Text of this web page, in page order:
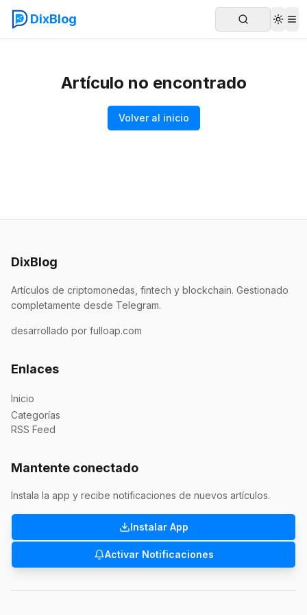
DixBlog
Artículo no encontrado
Volver al inicio
DixBlog
Artículos de criptomonedas, fintech y blockchain. Gestionado
completamente desde Telegram.
desarrollado por fulloap.com
Enlaces
Inicio
Categorías
RSS Feed
Mantente conectado
Instala la app y recibe notificaciones de nuevos artículos.
Instalar App
Activar Notificaciones